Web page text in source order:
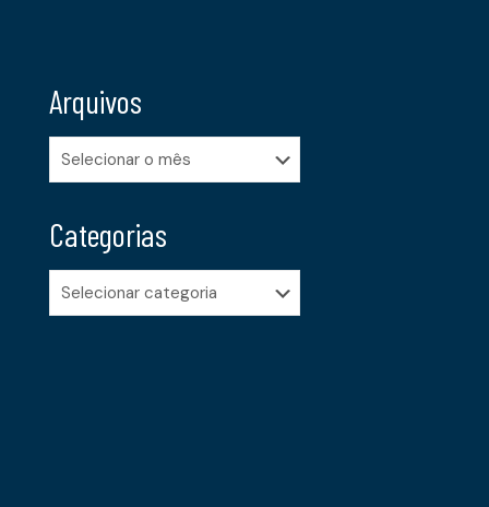
Arquivos
Arquivos
Categorias
Categorias